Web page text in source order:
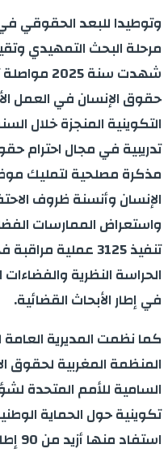
وتوطيدا للبعد الحقوقي
مرحلة البحث التمهيدي
شهدت سنة
حقوق الإنسان في العمل
مذكرة مصلحية لتمليك
الإنسان وأنسنة ظروف
واستعراض الممارسات
تنفيذ 3125 عملية
الحراسة النظرية
في إطار الأبحاث القضائية.
كما نظمت المديرية
المنظمة المغربية لحقوق
تكوينية حول الحماية
استفاد منها أزيد من 90 إطارا أمنيا.